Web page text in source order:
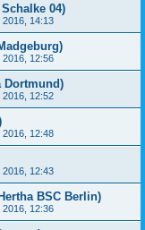
04)
2016, 14:13
2016, 12:56
Dortmund)
2016, 12:52
2016, 12:48
2016, 12:43
BSC Berlin)
2016, 12:36